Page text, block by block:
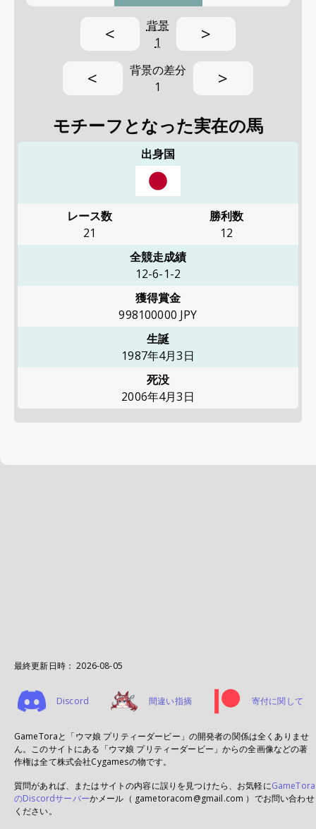
<
背景
1
>
<
背景の差分
1
>
モチーフとなった実在の馬
出身国
レース数
21
勝利数
12
全競走成績
12-6-1-2
獲得賞金
998100000 JPY
生誕
1987年4月3日
死没
2006年4月3日
最終更新日時： 2026-08-05
Discord 間違い指摘 寄付に関して
GameToraと「ウマ娘 プリティーダービー」の開発者の関係は全くありませ
ん。このサイトにある「ウマ娘 プリティーダービー」からの全画像などの著
作権は全て株式会社Cygamesの物です。
質問があれば、またはサイトの内容に誤りを見つけたら、お気軽にGameTora
のDiscordサーバーかメール（ gametoracom@gmail.com ）でお問い合わせ
ください。